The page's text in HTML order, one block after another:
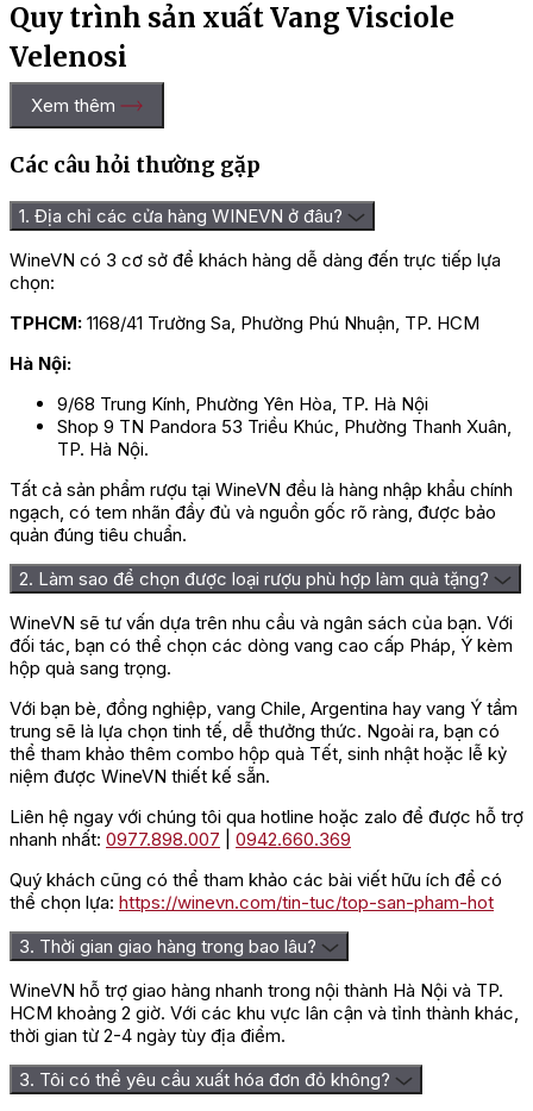
Quy trình sản xuất Vang Visciole
Velenosi
Querciantica Visciole được sản xuất từ giống anh đào chua
hoang dã cổ xưa (Prunus cerasus) với màu đỏ đậm và vị chua
đặc trưng. Trái được thu hoạch vào đầu tháng 7, sau đó được
ngâm (maceration) kết hợp giữa quả nguyên và quả nghiền
cùng đường để kích hoạt quá trình lên men tự nhiên. Quá trình
lên men diễn ra chậm, giúp tạo nên phần siro có hương thơm
đậm và vị ngọt mềm mại.
Sau khi lắng trong vài ngày và lọc nhẹ, phần siro có hàm lượng
tạo ra quá trình lên men lại (refermentation) nhằm hòa quyện
hai thành phần. Quá trình này được kiểm soát và dừng lại khi
rượu đạt khoảng 14% độ cồn, giữ lại lượng đường dư tự nhiên,
mang đến phong cách ngọt cân bằng và dễ chịu khi thưởng
thức.
Giá rượu Vang Visciole Velenosi
Rượu Vang
Velenosi
yết
525.000 đ
Giá ưu
đãi
Liên hệ
Giá theo
thùng
460.000 đ
Giá sỉ Liên hệ
Rượu vang Visciole Velenosi có giá niêm yết là 525.000 VNĐ
và đang được bán với giá theo thùng chỉ còn 460.000 VNĐ
/chai 750ml tại các cửa hàng của Wine VN. Tùy theo số lượng
và thời điểm mua sản phẩm mà giá của chai vang có thể thay
nhất!
Xem thêm
Các câu hỏi thường gặp
1. Địa chỉ các cửa hàng WINEVN ở đâu?
WineVN có 3 cơ sở để khách hàng dễ dàng đến trực tiếp lựa
chọn:
TPHCM: 1168/41 Trường Sa, Phường Phú Nhuận, TP. HCM
Hà Nội:
9/68 Trung Kính, Phường Yên Hòa, TP. Hà Nội
Shop 9 TN Pandora 53 Triều Khúc, Phường Thanh Xuân,
TP. Hà Nội.
Tất cả sản phẩm rượu tại WineVN đều là hàng nhập khẩu chính
ngạch, có tem nhãn đầy đủ và nguồn gốc rõ ràng, được bảo
quản đúng tiêu chuẩn.
2. Làm sao để chọn được loại rượu phù hợp làm quà tặng?
WineVN sẽ tư vấn dựa trên nhu cầu và ngân sách của bạn. Với
đối tác, bạn có thể chọn các dòng vang cao cấp Pháp, Ý kèm
hộp quà sang trọng.
Với bạn bè, đồng nghiệp, vang Chile, Argentina hay vang Ý tầm
trung sẽ là lựa chọn tinh tế, dễ thưởng thức. Ngoài ra, bạn có
thể tham khảo thêm combo hộp quà Tết, sinh nhật hoặc lễ kỷ
niệm được WineVN thiết kế sẵn.
Liên hệ ngay với chúng tôi qua hotline hoặc zalo để được hỗ trợ
nhanh nhất: 0977.898.007
0942.660.369
Quý khách cũng có thể tham khảo các bài viết hữu ích để có
thể chọn lựa: https://winevn.com/tin-tuc/top-san-pham-hot
3. Thời gian giao hàng trong bao lâu?
WineVN hỗ trợ giao hàng nhanh trong nội thành Hà Nội và TP.
HCM khoảng 2 giờ. Với các khu vực lân cận và tỉnh thành khác,
thời gian từ 2-4 ngày tùy địa điểm.
3. Tôi có thể yêu cầu xuất hóa đơn đỏ không?